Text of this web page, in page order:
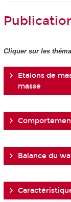
Cliquer sur les
Etalons de
masse
Balance du